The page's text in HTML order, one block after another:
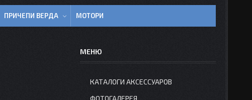
ПРИЧЕПИ ВЕРДА МОТОРИ
КАТАЛОГИ АКСЕССУАРОВ
ФОТОГАЛЕРЕЯ